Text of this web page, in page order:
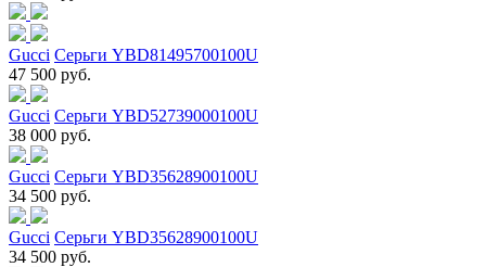
Gucci Серьги YBD81495700100U
47 500 руб.
Gucci Серьги YBD52739000100U
38 000 руб.
Gucci Серьги YBD35628900100U
34 500 руб.
Gucci Серьги YBD35628900100U
34 500 руб.